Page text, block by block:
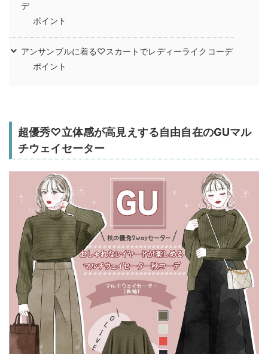
デ
ポイント
アンサンブルに着る♡スカートでレディーライクコーデ
ポイント
超優秀♡立体感が高見えする自由自在のGUマル
チウェイセーター